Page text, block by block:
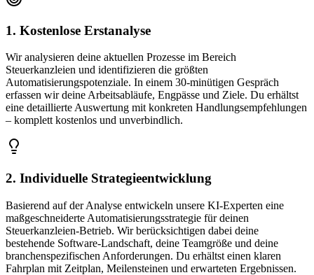
1. Kostenlose Erstanalyse
Wir analysieren deine aktuellen Prozesse im Bereich
Steuerkanzleien und identifizieren die größten
Automatisierungspotenziale. In einem 30-minütigen Gespräch
erfassen wir deine Arbeitsabläufe, Engpässe und Ziele. Du erhältst
eine detaillierte Auswertung mit konkreten Handlungsempfehlungen
– komplett kostenlos und unverbindlich.
2. Individuelle Strategieentwicklung
Basierend auf der Analyse entwickeln unsere KI-Experten eine
maßgeschneiderte Automatisierungsstrategie für deinen
Steuerkanzleien-Betrieb. Wir berücksichtigen dabei deine
bestehende Software-Landschaft, deine Teamgröße und deine
branchenspezifischen Anforderungen. Du erhältst einen klaren
Fahrplan mit Zeitplan, Meilensteinen und erwarteten Ergebnissen.